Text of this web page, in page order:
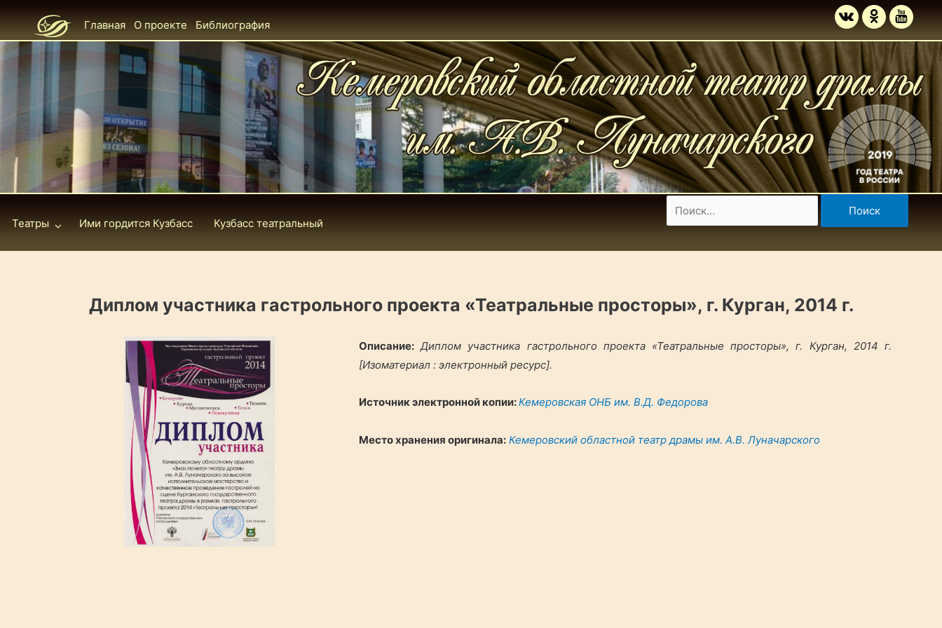
Главная О проекте Библиография
Театры Ими гордится Кузбасс Кузбасс театральный
Диплом участника гастрольного проекта «Театральные просторы», г. Курган, 2014 г.
Описание: Диплом участника гастрольного проекта «Театральные просторы», г. Курган, 2014 г.
[Изоматериал : электронный ресурс].
Источник электронной копии:Кемеровская ОНБ им. В.Д. Федорова
Место хранения оригинала: Кемеровский областной театр драмы им. А.В. Луначарского